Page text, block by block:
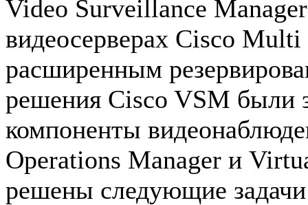
Video Surveillance
видеосерверах Cisco
расширенным
решения Cisco VSM были
компоненты
Operations Manager и
решены следующие